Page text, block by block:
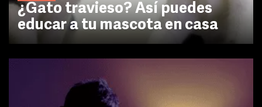
¿Gato travieso? Así puedes
educar a tu mascota en casa